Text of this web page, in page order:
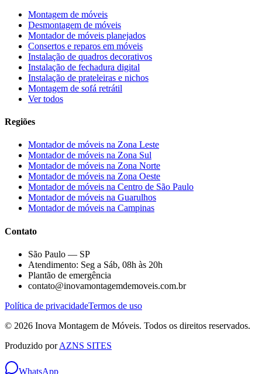
Montagem de móveis
Desmontagem de móveis
Montador de móveis planejados
Consertos e reparos em móveis
Instalação de quadros decorativos
Instalação de fechadura digital
Instalação de prateleiras e nichos
Montagem de sofá retrátil
Ver todos
Regiões
Montador de móveis na Zona Leste
Montador de móveis na Zona Sul
Montador de móveis na Zona Norte
Montador de móveis na Zona Oeste
Montador de móveis na Centro de São Paulo
Montador de móveis na Guarulhos
Montador de móveis na Campinas
Contato
São Paulo — SP
Atendimento: Seg a Sáb, 08h às 20h
Plantão de emergência
contato@inovamontagemdemoveis.com.br
Política de privacidadeTermos de uso
© 2026 Inova Montagem de Móveis. Todos os direitos reservados.
Produzido porAZNS SITES
WhatsApp